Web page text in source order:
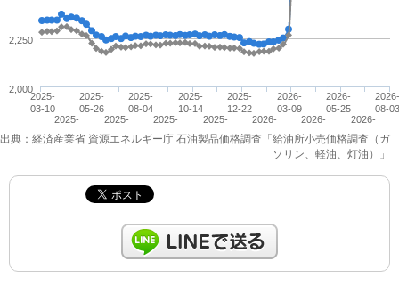
2025-
03-10
2025-
04-14
2025-
05-26
2025-
06-30
2025-
08-04
2025-
09-08
2025-
10-14
2025-
11-17
2025-
12-22
2026-
02-02
2026-
03-09
2026-
04-13
2026-
05-25
2026-
06-29
08-
2,000
2,250
出典：経済産業省 資源エネルギー庁 石油製品価格調査「給油所小売価格調査（ガ
ソリン、軽油、灯油）」